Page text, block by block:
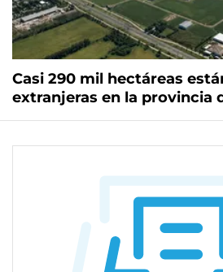
Casi 290 mil hectáreas
extranjeras en la provincia